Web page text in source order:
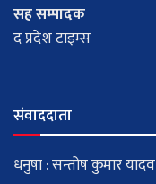
सह सम्पादक
द प्रदेश टाइम्स
संवाददाता
धनुषा : सन्तोष कुमार यादव